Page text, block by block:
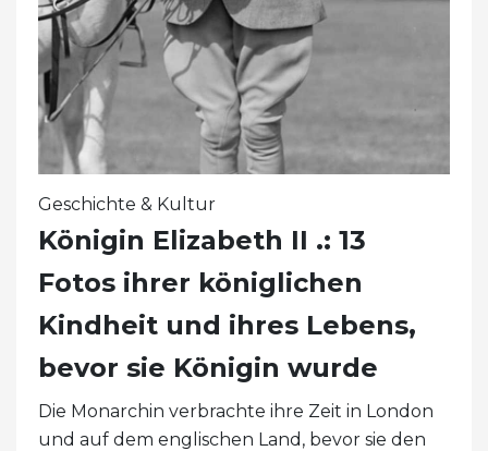
Geschichte & Kultur
Königin Elizabeth II .: 13
Fotos ihrer königlichen
Kindheit und ihres Lebens,
bevor sie Königin wurde
Die Monarchin verbrachte ihre Zeit in London
und auf dem englischen Land, bevor sie den